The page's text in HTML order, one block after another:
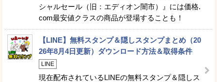
シャルセール（旧：エディオン闇市）』には価格.
com最安値クラスの商品が登場することも！
【LINE】無料スタンプ＆隠しスタンプまとめ（20
26年8月4日更新）ダウンロード方法＆取得条件
LINE
現在配布されているLINEの無料スタンプ＆隠しス